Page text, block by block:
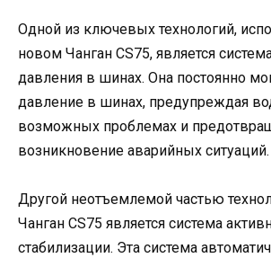
Одной из ключевых технологий,
новом Чанган CS75, является
давления в шинах. Она постоянно
давление в шинах, предупреждая
возможных проблемах и
возникновение аварийных ситуаций.
Другой неотъемлемой частью
Чанган CS75 является система
стабилизации. Эта система